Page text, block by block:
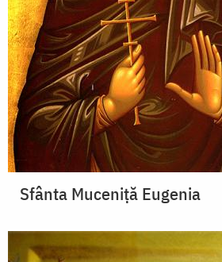
Sfânta Muceniță Eugenia